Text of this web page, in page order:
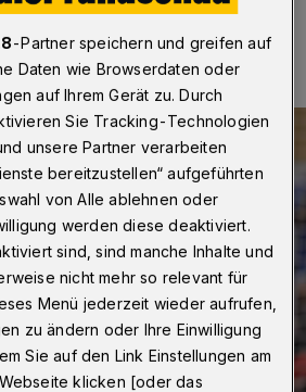
2 Minuten Lesezeit
-Partner speichern und greifen auf
Daten wie Browserdaten oder
auf Ihrem Gerät zu. Durch
Sie Tracking-Technologien
unsere Partner verarbeiten
bereitzustellen“ aufgeführten
von Alle ablehnen oder
werden diese deaktiviert.
sind, sind manche Inhalte und
nicht mehr so relevant für
Menü jederzeit wieder aufrufen,
zu ändern oder Ihre Einwilligung
Sie auf den Link Einstellungen am
klicken [oder das